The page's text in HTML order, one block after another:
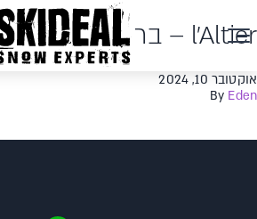
l'Altier – בר
אוקטובר 10, 2024
By Eden